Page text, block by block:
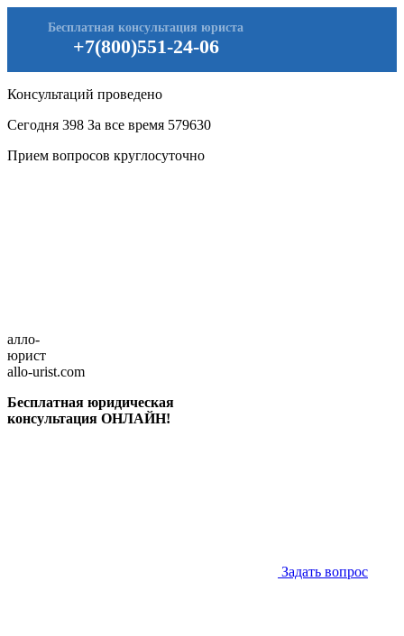
+7(800)551-24-06
Бесплатная консультация юриста
Консультаций проведено
Сегодня 398 За все время 579630
Прием вопросов круглосуточно
алло-
юрист
allo-urist.com
Бесплатная юридическая
консультация ОНЛАЙН!
Задать вопрос